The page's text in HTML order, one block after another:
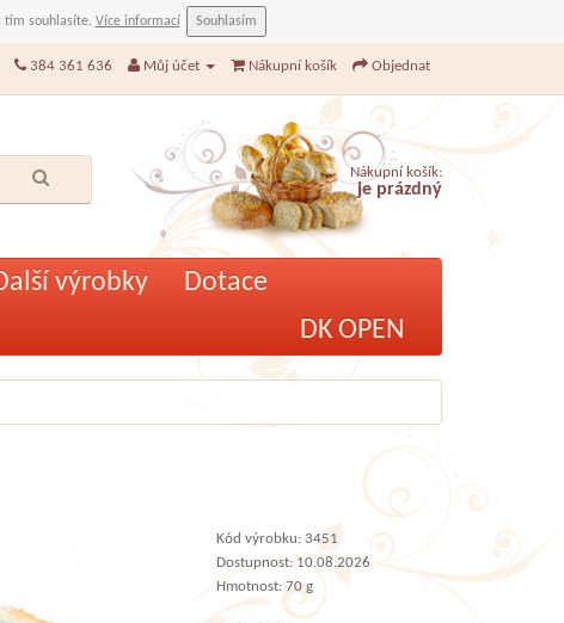
tím souhlasíte. Více informací Souhlasím
384 361 636 Můj účet Nákupní košík Objednat
Nákupní košík:
je prázdný
výrobky
Dotace
DK OPEN
Kód výrobku: 3451
Dostupnost: 10.08.2026
Hmotnost: 70 g